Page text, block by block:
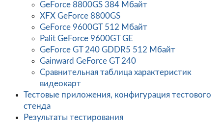
GeForce 8800GS 384 Мбайт
XFX GeForce 8800GS
GeForce 9600GT 512 Мбайт
Palit GeForce 9600GT GE
GeForce GT 240 GDDR5 512 Мбайт
Gainward GeForce GT 240
Сравнительная таблица характеристик
видеокарт
Тестовые приложения, конфигурация тестового
стенда
Результаты тестирования